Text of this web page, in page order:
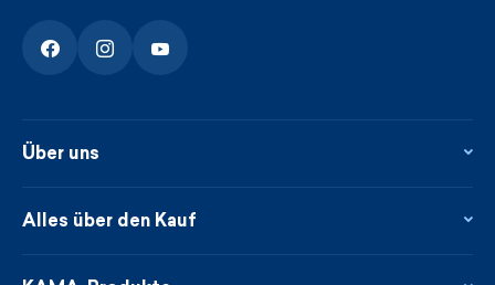
Über uns
Kontakte
Alles über den Kauf